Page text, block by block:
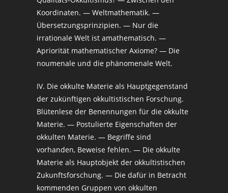
Koordinaten. — Weltmathematik. —
Übersetzungsprinzipien. — Nur die
irrationale Welt ist amathematisch. —
Apriorität mathematischer Axiome? — Die
noumenale und die phänomenale Welt.
IV. Die okkulte Materie als Hauptgegenstand
der zukünftigen okkultistischen Forschung.
Blütenlese der Benennungen für die okkulte
Materie. — Postulierte Eigenschaften der
okkulten Materie. — Begriffe sind
vorhanden, Beweise fehlen. — Die okkulte
Materie als Hauptobjekt der okkultistischen
Zukunftsforschung. — Die dafür in Betracht
kommenden Gruppen von okkulten